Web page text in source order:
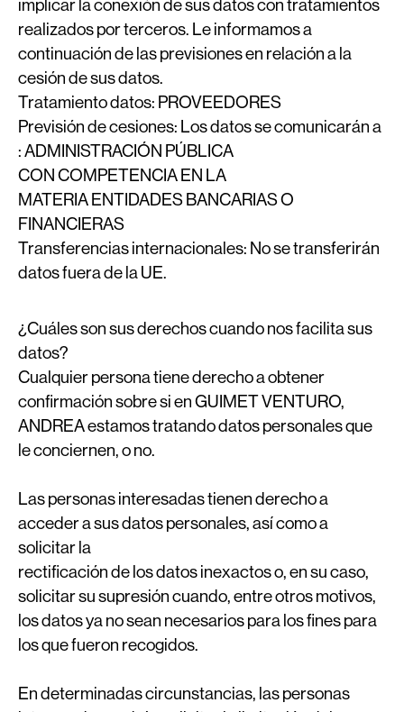
implicar la conexión de sus datos con tratamientos
realizados por terceros. Le informamos a
continuación de las previsiones en relación a la
cesión de sus datos.
Tratamiento datos: PROVEEDORES
Previsión de cesiones: Los datos se comunicarán a
: ADMINISTRACIÓN PÚBLICA
CON COMPETENCIA EN LA
MATERIA ENTIDADES BANCARIAS O
FINANCIERAS
Transferencias internacionales: No se transferirán
datos fuera de la UE.
¿Cuáles son sus derechos cuando nos facilita sus
datos?
Cualquier persona tiene derecho a obtener
confirmación sobre si en GUIMET VENTURO,
ANDREA estamos tratando datos personales que
le conciernen, o no.
Las personas interesadas tienen derecho a
acceder a sus datos personales, así como a
solicitar la
rectificación de los datos inexactos o, en su caso,
solicitar su supresión cuando, entre otros motivos,
los datos ya no sean necesarios para los fines para
los que fueron recogidos.
En determinadas circunstancias, las personas